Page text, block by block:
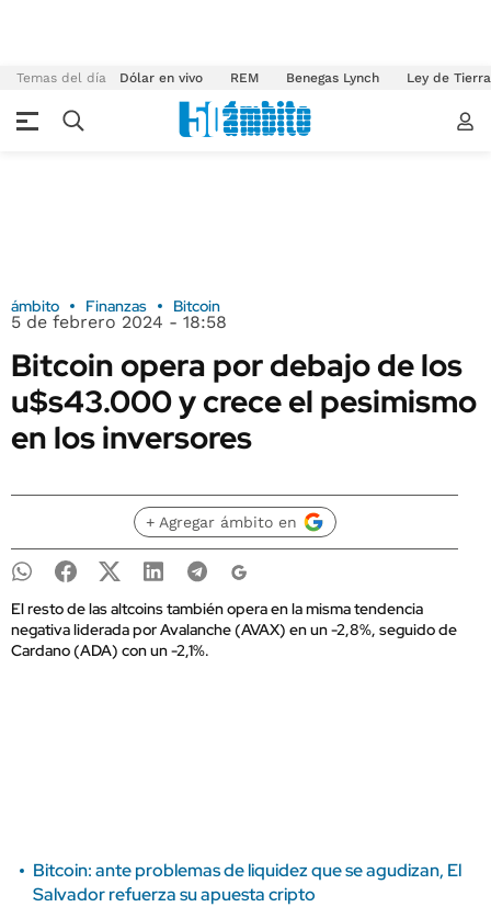
Temas del día Dólar en vivo REM Benegas Lynch Ley de
ámbito Finanzas Bitcoin
5 de febrero 2024 - 18:58
Bitcoin opera por debajo de los
u$s43.000 y crece el pesimismo
en los inversores
+ Agregar ámbito en
El resto de las altcoins también opera en la misma tendencia
negativa liderada por Avalanche (AVAX) en un -2,8%, seguido de
Cardano (ADA) con un -2,1%.
Bitcoin: ante problemas de liquidez que se agudizan, El
Salvador refuerza su apuesta cripto